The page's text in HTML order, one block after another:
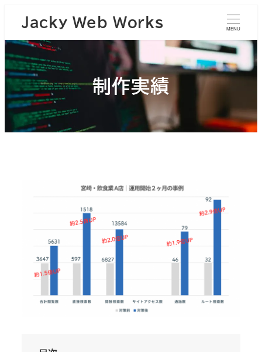
Jacky Web Works MENU
制作実績